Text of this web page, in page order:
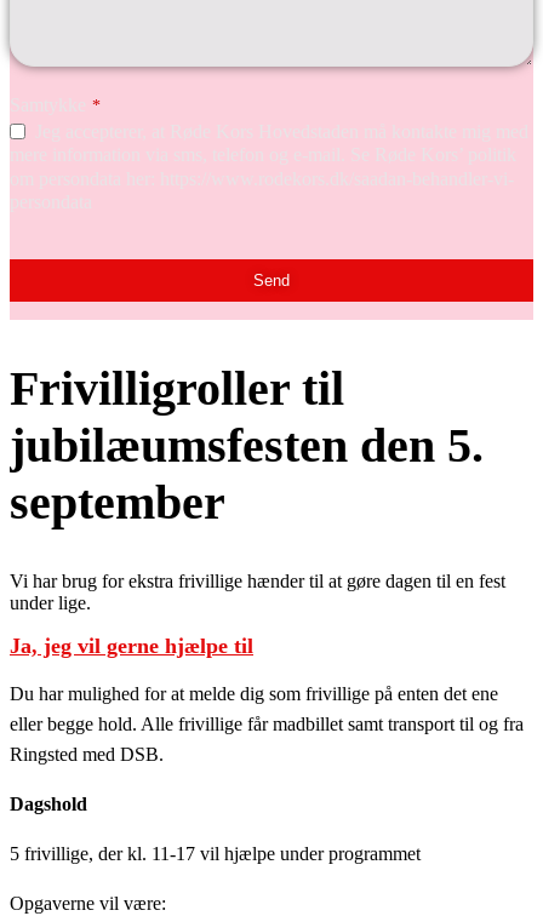
*
Send
Frivilligroller til
jubilæumsfesten den 5.
september
Vi har brug for ekstra frivillige hænder til at gøre dagen til en fest
under lige.
Ja, jeg vil gerne hjælpe til
Du har mulighed for at melde dig som frivillige på enten det ene
eller begge hold. Alle frivillige får madbillet samt transport til og fra
Ringsted med DSB.
Dagshold
5 frivillige, der kl. 11-17 vil hjælpe under programmet
Opgaverne vil være: